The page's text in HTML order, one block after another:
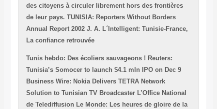
des citoyens à circuler librement hors des frontières
de leur pays. TUNISIA: Reporters Without Borders
Annual Report 2002J. A. L´Intelligent: Tunisie-France,
La confiance retrouvée
Tunis hebdo: Des écoliers sauvageons ! Reuters:
Tunisia’s Somocer to launch $4.1 mln IPO on Dec 9
Business Wire: Nokia Delivers TETRA Network
Solution to Tunisian TV Broadcaster L’Office National
de Telediffusion Le Monde: Les heures de gloire de la